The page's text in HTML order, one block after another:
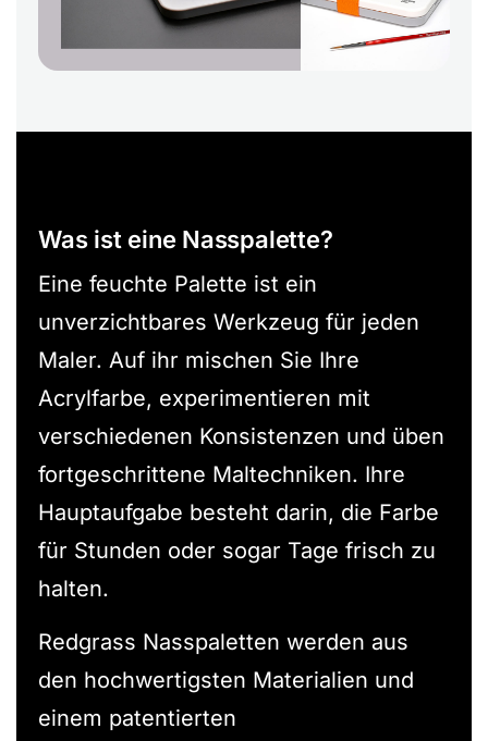
Was ist eine Nasspalette?
Eine feuchte Palette ist ein
unverzichtbares Werkzeug für jeden
Maler. Auf ihr mischen Sie Ihre
Acrylfarbe, experimentieren mit
verschiedenen Konsistenzen und üben
fortgeschrittene Maltechniken. Ihre
Hauptaufgabe besteht darin, die Farbe
für Stunden oder sogar Tage frisch zu
halten.
Redgrass Nasspaletten werden aus
den hochwertigsten Materialien und
einem patentierten